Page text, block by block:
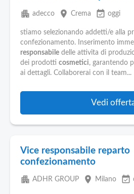
apartment adecco place Crema event_available oggi
stiamo selezionando addetti/e alla
confezionamento. Inserimento
responsabile delle attivita di
dei prodotti cosmetici, garantendo
ai dettagli. Collaborerai con il team...
Vedi
Vice responsabile reparto
confezionamento
apartment ADHR GROUP place Milano event_available